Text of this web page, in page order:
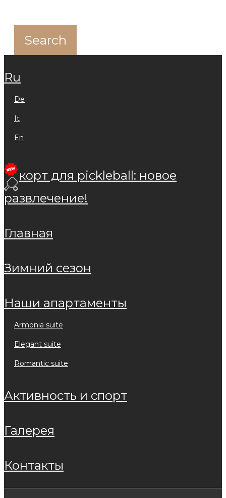
ru
de
it
en
корт для pickleball: новое
развлечение!
главная
зимний сезон
наши апартаменты
armonia suite
elegant suite
romantic suite
активность и спорт
галерея
контакты